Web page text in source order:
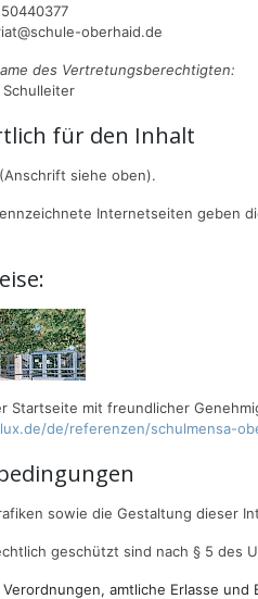
oberhaid.de
des Vertretungsberechtigten:
für den Inhalt
siehe oben).
Internetseiten geben
Startseite mit freundlicher
de/referenzen/schulmensa-
sowie die Gestaltung dieser
geschützt sind nach § 5 des
amtliche Erlasse